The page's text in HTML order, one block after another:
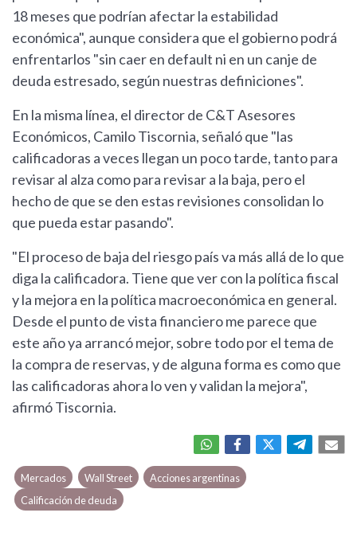
18 meses que podrían afectar la estabilidad
económica", aunque considera que el gobierno podrá
enfrentarlos "sin caer en default ni en un canje de
deuda estresado, según nuestras definiciones".
En la misma línea, el director de C&T Asesores
Económicos, Camilo Tiscornia, señaló que "las
calificadoras a veces llegan un poco tarde, tanto para
revisar al alza como para revisar a la baja, pero el
hecho de que se den estas revisiones consolidan lo
que pueda estar pasando".
"El proceso de baja del riesgo país va más allá de lo que
diga la calificadora. Tiene que ver con la política fiscal
y la mejora en la política macroeconómica en general.
Desde el punto de vista financiero me parece que
este año ya arrancó mejor, sobre todo por el tema de
la compra de reservas, y de alguna forma es como que
las calificadoras ahora lo ven y validan la mejora",
afirmó Tiscornia.
Mercados Wall Street
Acciones argentinas
Calificación de deuda